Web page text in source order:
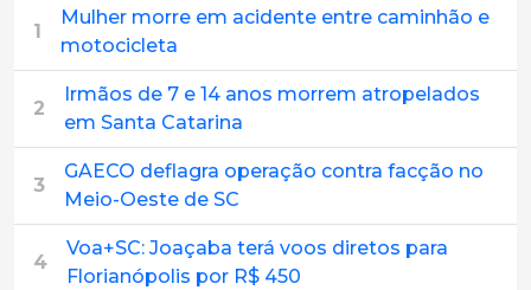
1
Mulher morre em acidente entre caminhão e
motocicleta
2
Irmãos de 7 e 14 anos morrem atropelados
em Santa Catarina
3
GAECO deflagra operação contra facção no
Meio-Oeste de SC
4
Voa+SC: Joaçaba terá voos diretos para
Florianópolis por R$ 450